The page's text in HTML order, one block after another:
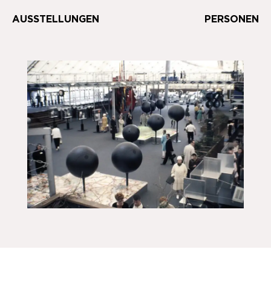
AUSSTELLUNGEN PERSONEN